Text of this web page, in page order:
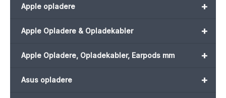
+
Apple opladere
+
Apple Opladere & Opladekabler
+
Apple Opladere, Opladekabler, Earpods mm
+
Asus opladere